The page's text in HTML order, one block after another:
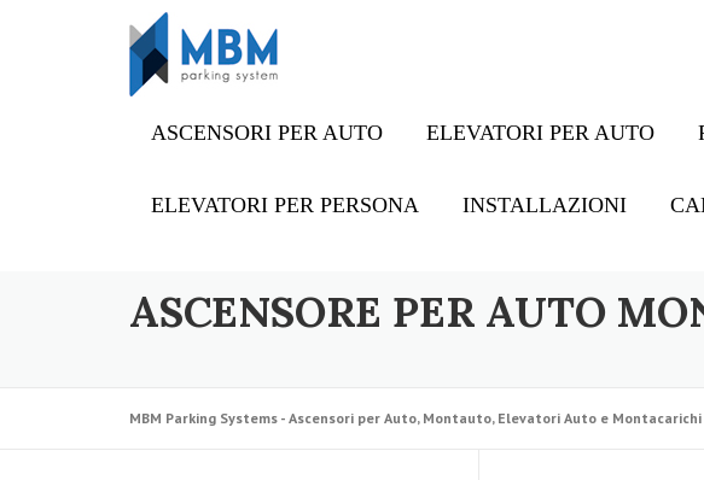
ASCENSORI PER AUTO ELEVATORI PER AUTO
ELEVATORI PER PERSONA INSTALLAZIONI
ASCENSORE PER AUTO
MBM Parking Systems - Ascensori per Auto, Montauto, Elevatori Auto e Montacarichi